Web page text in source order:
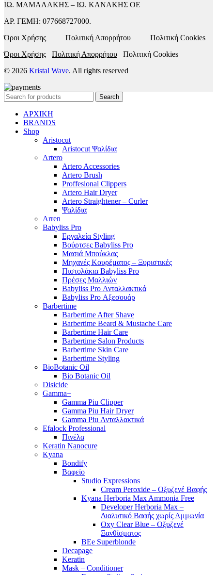
ΙΩ. ΜΑΜΑΛΑΚΗΣ – ΙΩ. ΚΑΝΑΚΗΣ ΟΕ
ΑΡ. ΓΕΜΗ: 077668727000.
Όροι Χρήσης
Πολιτική Απορρήτου Πολιτική Cookies
Όροι Χρήσης
Πολιτική Απορρήτου Πολιτική Cookies
© 2026 Kristal Wave. All rights reserved
Search
ΑΡΧΙΚΗ
BRANDS
Shop
Aristocut
Aristocut Ψαλίδια
Artero
Artero Accessories
Artero Brush
Proffesional Clippers
Artero Hair Dryer
Artero Straightener – Curler
Ψαλίδια
Arren
Babyliss Pro
Εργαλεία Styling
Βούρτσες Babyliss Pro
Μασιά Μπούκλας
Μηχανές Κουρέματος – Ξυριστικές
Πιστολάκια Babyliss Pro
Πρέσες Μαλλιών
Babyliss Pro Ανταλλακτικά
Babyliss Pro Αξεσουάρ
Barbertime
Barbertime After Shave
Barbertime Beard & Mustache Care
Barbertime Hair Care
Barbertime Salon Products
Barbertime Skin Care
Barbertime Styling
BioBotanic Oil
Bio Botanic Oil
Disicide
Gamma+
Gamma Piu Clipper
Gamma Piu Hair Dryer
Gamma Piu Ανταλλακτικά
Efalock Professional
Πινέλα
Keratin Nanocure
Kyana
Bondify
Βαφείο
Studio Expressions
Cream Peroxide – Οξυζενέ Βαφής
Kyana Herboria Max Ammonia Free
Developer Herboria Max –
Διαλυτικό Βαφής χωρίς Αμμωνία
Oxy Clear Blue – Οξυζενέ
Ξανθίσματος
BEe Superblonde
Decapage
Keratin
Mask – Conditioner